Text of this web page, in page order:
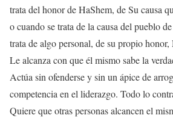
trata del honor de HaShem, de Su causa
o cuando se trata de la causa del pueblo
trata de algo personal, de su propio honor,
Le alcanza con que él mismo sabe la
Actúa sin ofenderse y sin un ápice de
competencia en el liderazgo. Todo lo
Quiere que otras personas alcancen el